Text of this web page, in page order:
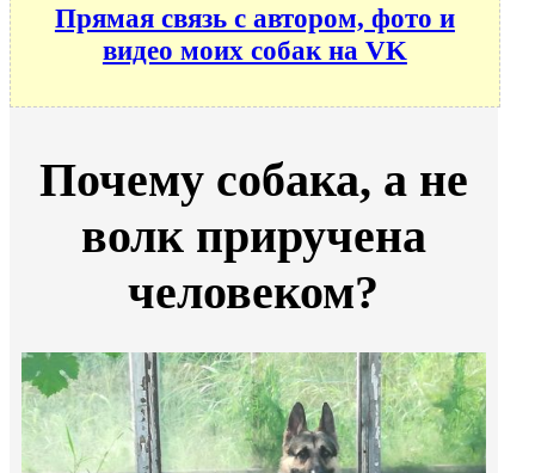
Прямая связь с автором, фото и
видео моих собак на VK
Почему собака, а не
волк приручена
человеком?